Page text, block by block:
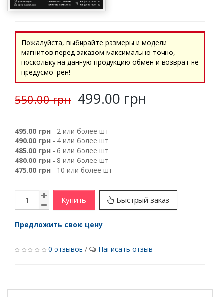
Пожалуйста, выбирайте размеры и модели
магнитов перед заказом максимально точно,
поскольку на данную продукцию обмен и возврат не
предусмотрен!
550.00 грн 499.00 грн
495.00 грн - 2 или более шт
490.00 грн - 4 или более шт
485.00 грн - 6 или более шт
480.00 грн - 8 или более шт
475.00 грн - 10 или более шт
Купить Быстрый заказ
Предложить свою цену
0 отзывов / Написать отзыв